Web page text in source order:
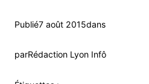
Publié7 août 2015dans
parRédaction Lyon Infô